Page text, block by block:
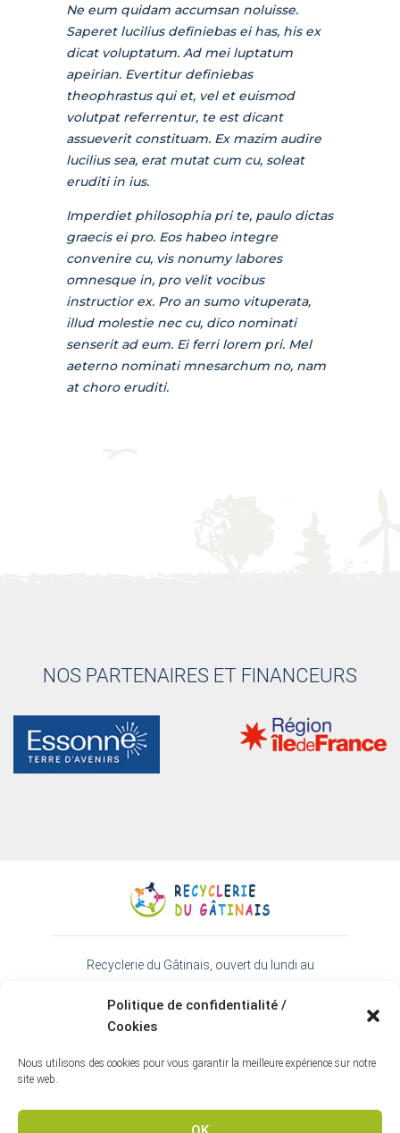
Politique de confidentialité /
Cookies
Nous utilisons des cookies pour vous garantir la meilleure expérience sur notre
site web.
Ne eum quidam accumsan noluisse.
Saperet lucilius definiebas ei has, his ex
dicat voluptatum. Ad mei luptatum
apeirian. Evertitur definiebas
theophrastus qui et, vel et euismod
volutpat referrentur, te est dicant
assueverit constituam. Ex mazim audire
lucilius sea, erat mutat cum cu, soleat
eruditi in ius.
Imperdiet philosophia pri te, paulo dictas
graecis ei pro. Eos habeo integre
convenire cu, vis nonumy labores
omnesque in, pro velit vocibus
instructior ex. Pro an sumo vituperata,
illud molestie nec cu, dico nominati
senserit ad eum. Ei ferri lorem pri. Mel
aeterno nominati mnesarchum no, nam
at choro eruditi.
NOS PARTENAIRES ET FINANCEURS
Recyclerie du Gâtinais, ouvert du lundi au
45 rue de l'Essonne 91720 Prunay-sur-Essonne
Espace téléchargement
Webmaster Inkern Communication